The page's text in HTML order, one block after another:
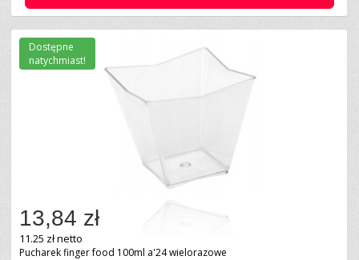
13,84 zł
11.25 zł netto
Pucharek finger food 100ml a'24 wielorazowe
Dostępne
natychmiast!